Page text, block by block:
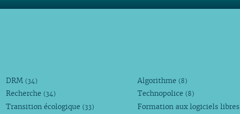
DRM (34)
Recherche (34)
Transition écologique (33)
Algorithme (8)
Technopolice (8)
Formation aux logiciels libres